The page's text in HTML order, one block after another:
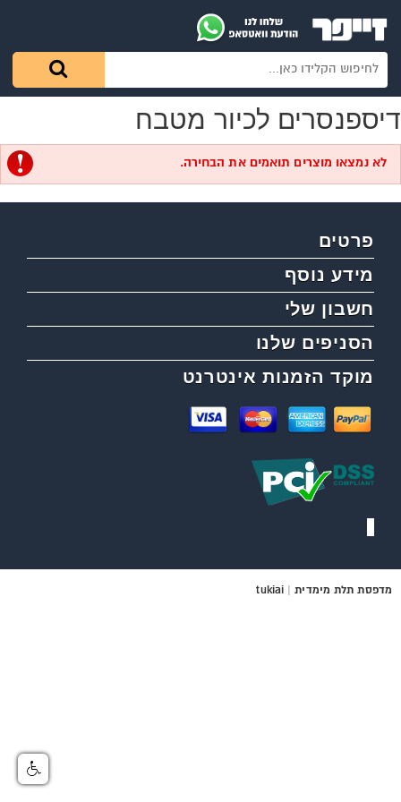
דיספנסרים לכיור מטבח
לא נמצאו מוצרים תואמים את הבחירה.
פרטים
מידע נוסף
חשבון שלי
הסניפים שלנו
מוקד הזמנות אינטרנט
מדפסת תלת מימדית|
tukiai